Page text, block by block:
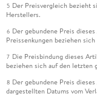
5 Der Preisvergleich bezieht
Herstellers.
6 Der gebundene Preis
Preissenkungen beziehen
7 Die Preisbindung dieses
beziehen sich auf den letzten
8 Der gebundene Preis
dargestellten Datums vom